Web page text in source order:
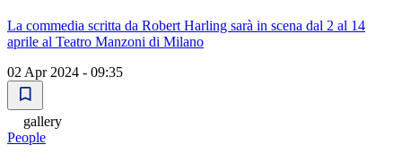
La commedia scritta da Robert Harling sarà in scena dal 2 al 14
aprile al Teatro Manzoni di Milano
02 Apr 2024 - 09:35
gallery
People